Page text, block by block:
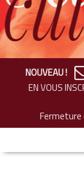
NOUVEAU !
EN VOUS